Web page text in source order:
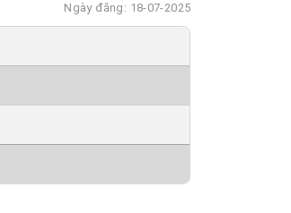
Ngày đăng: 18-07-2025